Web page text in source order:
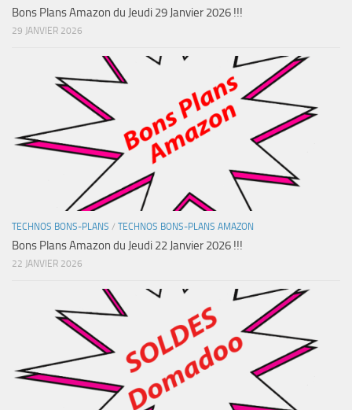
Bons Plans Amazon du Jeudi 29 Janvier 2026 !!!
29 JANVIER 2026
TECHNOS BONS-PLANS / TECHNOS BONS-PLANS AMAZON
Bons Plans Amazon du Jeudi 22 Janvier 2026 !!!
22 JANVIER 2026